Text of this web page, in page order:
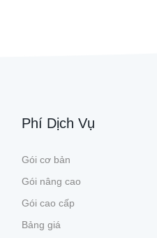
Phí Dịch Vụ
Gói cơ bản
Gói nâng cao
Gói cao cấp
Bảng giá